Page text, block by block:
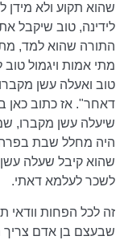
שהוא תקוע ולא מידן
לידינה, טוב שיקבל
התורה שהוא למד,
מתי אמות ויגמול טוב
טוב ואעלה עשן
דאחר". אז כתוב
שיעלה עשן מקברו,
היה מחלל שבת
שהוא קיבל שעלה עשן
לשכר לעלמא דאתי.
זה לכל הפחות
שבעצם בן אדם צריך